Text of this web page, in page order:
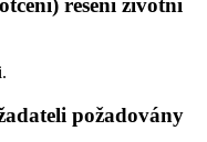
řešení životní
požadovány